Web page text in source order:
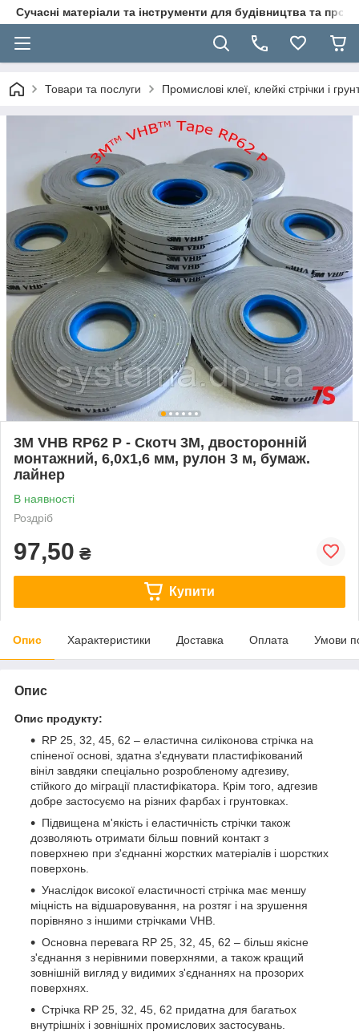
Сучасні матеріали та інструменти для будівництва та
Товари та послуги Промислові клеї, клейкі стрічки і
3M VHB RP62 P - Скотч 3М, двосторонній
монтажний, 6,0х1,6 мм, рулон 3 м, бумаж.
лайнер
В наявності
Роздріб
97,50 ₴
Купити
Опис Характеристики Доставка Оплата Умови
Опис
Опис продукту:
RP 25, 32, 45, 62 – еластична силіконова стрічка на
спіненої основі, здатна з'єднувати пластифікований
вініл завдяки спеціально розробленому адгезиву,
стійкого до міграції пластифікатора. Крім того, адгезив
добре застосуємо на різних фарбах і грунтовках.
Підвищена м'якість і еластичність стрічки також
дозволяють отримати більш повний контакт з
поверхнею при з'єднанні жорстких матеріалів і шорстких
поверхонь.
Унаслідок високої еластичності стрічка має меншу
міцність на відшаровування, на розтяг і на зрушення
порівняно з іншими стрічками VHB.
Основна перевага RP 25, 32, 45, 62 – більш якісне
з'єднання з нерівними поверхнями, а також кращий
зовнішній вигляд у видимих з'єднаннях на прозорих
поверхнях.
Стрічка RP 25, 32, 45, 62 придатна для багатьох
внутрішніх і зовнішніх промислових застосувань.